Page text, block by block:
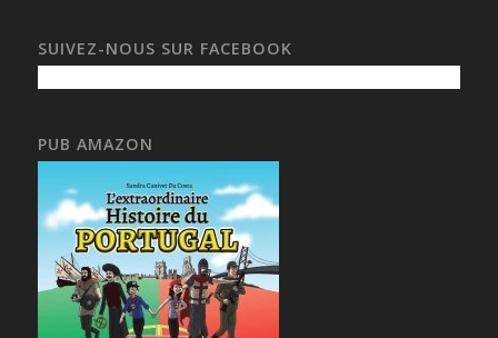
SUIVEZ-NOUS SUR FACEBOOK
PUB AMAZON